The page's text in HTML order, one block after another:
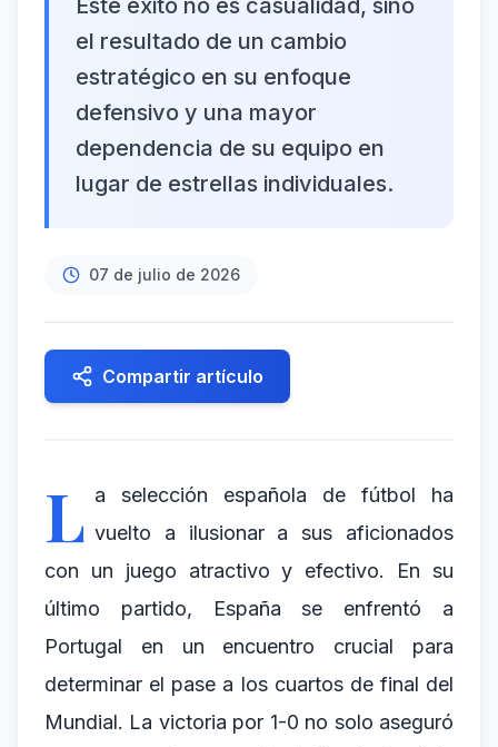
Este éxito no es casualidad, sino
el resultado de un cambio
estratégico en su enfoque
defensivo y una mayor
dependencia de su equipo en
lugar de estrellas individuales.
07 de julio de 2026
Compartir artículo
L a selección española de fútbol ha
vuelto a ilusionar a sus aficionados
con un juego atractivo y efectivo. En su
último partido, España se enfrentó a
Portugal en un encuentro crucial para
determinar el pase a los cuartos de final del
Mundial. La victoria por 1-0 no solo aseguró